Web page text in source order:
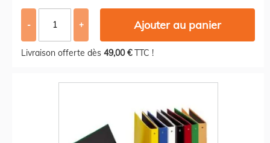
- + Ajouter au panier
Livraison offerte dès 49,00 €TTC !